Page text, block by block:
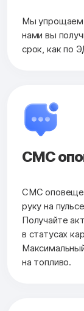
Мы упрощаем
нами вы
срок, как по
СМС
СМС
руку на
Получайте
в статусах
на топливо.